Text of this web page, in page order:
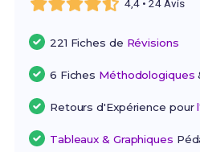
4,4 • 24 Avis
221 Fiches de Révisions
6 Fiches Méthodologiques
Retours d'Expérience pour
Tableaux & Graphiques